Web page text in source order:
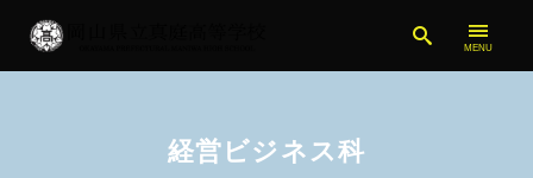
経営ビジネス科